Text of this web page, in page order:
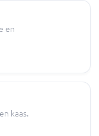
en
kaas.